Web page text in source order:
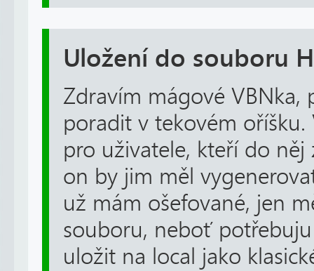
Uložení do souboru
Zdravím mágové VBNka,
poradit v tekovém
pro uživatele, kteří do něj
on by jim měl
už mám ošefované, jen
souboru, neboť
uložit na local jako